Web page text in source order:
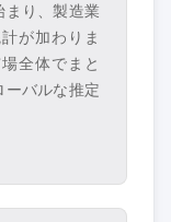
まり、製造業
が加わりま
全体でまと
バルな推定